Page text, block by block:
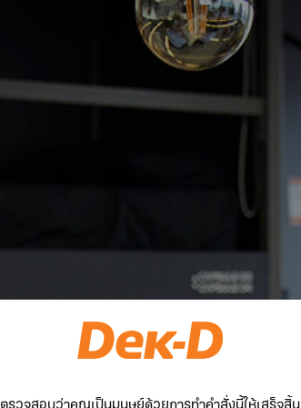
ตรวจสอบว่าคุณเป็นมนุษย์ด้วยการทำคำสั่งนี้ให้เสร็จสิ้น